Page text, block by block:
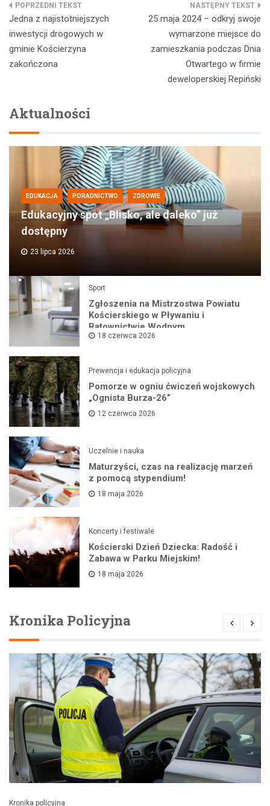
Nawigacja
wpisu
Jedna z najistotniejszych
inwestycji drogowych w
gminie Kościerzyna
zakończona
25 maja 2024 – odkryj swoje
wymarzone miejsce do
zamieszkania podczas Dnia
Otwartego w firmie
deweloperskiej Repiński
Aktualności
EDUKACJA PORADNICTWO ZDROWIE
Edukacyjny spot „Blisko, ale daleko” już
dostępny
23 lipca 2026
Sport
Zgłoszenia na Mistrzostwa Powiatu
Kościerskiego w Pływaniu i
Ratownictwie Wodnym
18 czerwca 2026
Prewencja i edukacja policyjna
Pomorze w ogniu ćwiczeń wojskowych
„Ognista Burza-26”
12 czerwca 2026
Uczelnie i nauka
Maturzyści, czas na realizację marzeń
z pomocą stypendium!
18 maja 2026
Koncerty i festiwale
Kościerski Dzień Dziecka: Radość i
Zabawa w Parku Miejskim!
18 maja 2026
Kronika Policyjna
Kronika policyjna